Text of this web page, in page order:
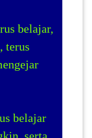
belajar,
terus
belajar